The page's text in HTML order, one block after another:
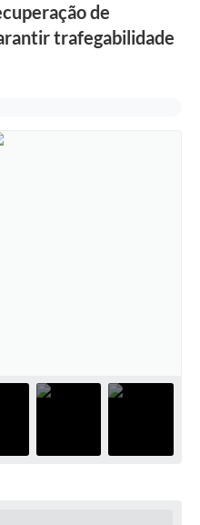
de
trafegabilidade